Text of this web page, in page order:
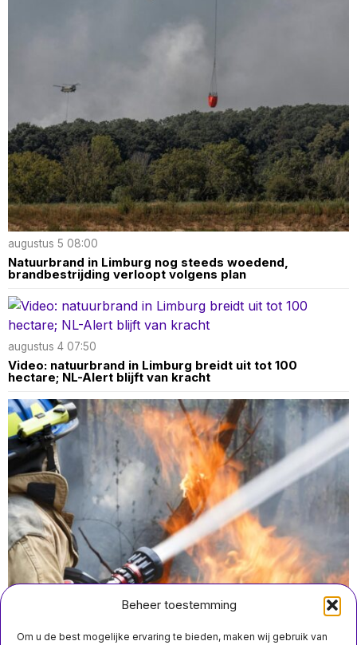
Beheer toestemming
Om u de best mogelijke ervaring te bieden, maken wij gebruik van
augustus 5 08:00
Natuurbrand in Limburg nog steeds woedend,
brandbestrijding verloopt volgens plan
augustus 4 07:50
Video: natuurbrand in Limburg breidt uit tot 100
hectare; NL-Alert blijft van kracht